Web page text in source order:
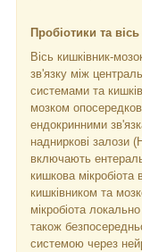
Пробіотики та
Вісь кишківник-
зв'язку між
системами та
мозком
ендокринними
надниркові залози
включають
кишкова мікробіота
кишківником та
мікробіота
також
системою через